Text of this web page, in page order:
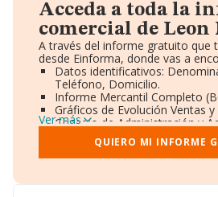
Acceda a toda la
comercial de Leon
A través del informe gratuito que
desde Einforma, donde vas a
Datos identificativos:
Teléfono, Domicilio.
Informe Mercantil Completo
Gráficos de Evolución Ventas y
Consejo de Administración y
Directivos y Ejecutivos.
Accionistas.
Participaciones y
Información oficial y registral
Ver más
QUIERO MI INFORME